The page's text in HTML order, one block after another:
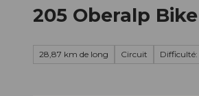
205 Oberalp Bike
28,87 km de long Circuit